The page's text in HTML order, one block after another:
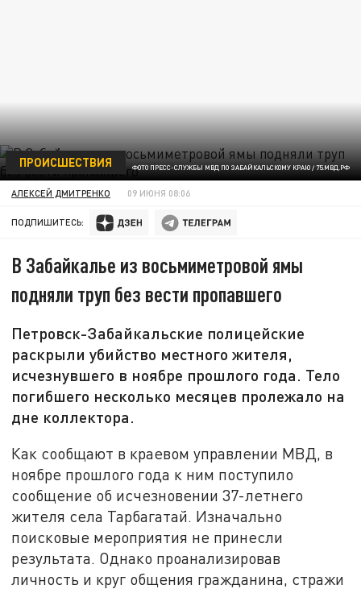
ФОТО ПРЕСС-СЛУЖБЫ МВД ПО ЗАБАЙКАЛЬСКОМУ КРАЮ / 75.МВД.РФ
ПРОИСШЕСТВИЯ
АЛЕКСЕЙ ДМИТРЕНКО 09 ИЮНЯ 08:06
ПОДПИШИТЕСЬ:
В Забайкалье из восьмиметровой ямы
подняли труп без вести пропавшего
Петровск-Забайкальские полицейские
раскрыли убийство местного жителя,
исчезнувшего в ноябре прошлого года. Тело
погибшего несколько месяцев пролежало на
дне коллектора.
Как сообщают в краевом управлении МВД, в
ноябре прошлого года к ним поступило
сообщение об исчезновении 37-летнего
жителя села Тарбагатай. Изначально
поисковые мероприятия не принесли
результата. Однако проанализировав
личность и круг общения гражданина, стражи